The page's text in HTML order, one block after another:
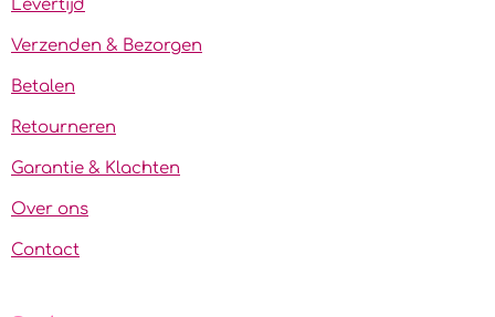
Levertijd
Verzenden & Bezorgen
Betalen
Retourneren
Garantie & Klachten
Over ons
Contact